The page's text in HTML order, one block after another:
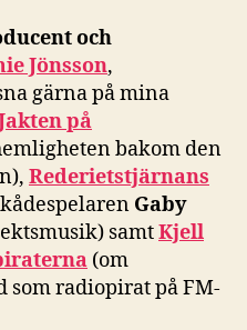
och
Jönsson,
gärna på mina
på
bakom den
Rederietstjärnans
Gaby
samtKjell
(om
som radiopirat på FM-